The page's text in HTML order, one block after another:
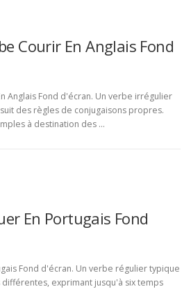
Courir En Anglais Fond
Anglais Fond d'écran. Un verbe irrégulier
des règles de conjugaisons propres.
à destination des …
En Portugais Fond
Fond d'écran. Un verbe régulier typique
exprimant jusqu'à six temps